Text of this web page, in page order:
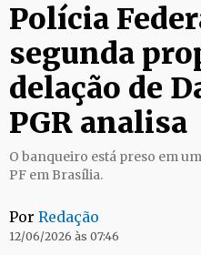
Polícia
segunda
delação de
PGR analisa
O banqueiro está preso em
PF em Brasília.
Por Redação
12/06/2026 às 07:46